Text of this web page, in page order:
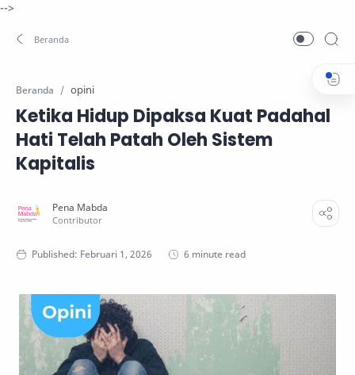
-->
Beranda opini
Ketika Hidup Dipaksa Kuat Padahal
Hati Telah Patah Oleh Sistem
Kapitalis
6 minute read